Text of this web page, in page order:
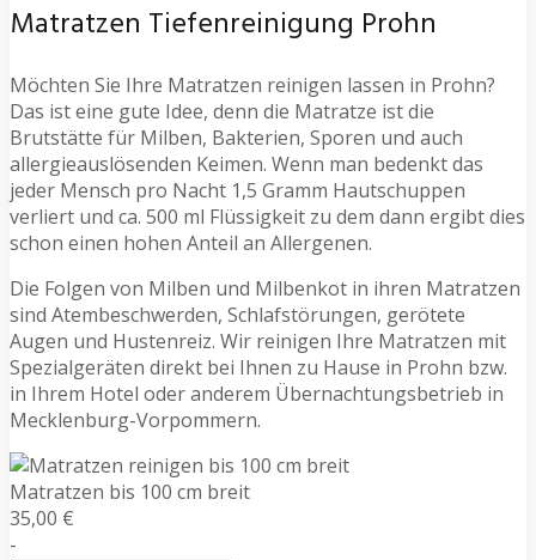
Matratzen Tiefenreinigung Prohn
Möchten Sie Ihre Matratzen reinigen lassen in Prohn?
Das ist eine gute Idee, denn die Matratze ist die
Brutstätte für Milben, Bakterien, Sporen und auch
allergieauslösenden Keimen. Wenn man bedenkt das
jeder Mensch pro Nacht 1,5 Gramm Hautschuppen
verliert und ca. 500 ml Flüssigkeit zu dem dann ergibt dies
schon einen hohen Anteil an Allergenen.
Die Folgen von Milben und Milbenkot in ihren Matratzen
sind Atembeschwerden, Schlafstörungen, gerötete
Augen und Hustenreiz. Wir reinigen Ihre Matratzen mit
Spezialgeräten direkt bei Ihnen zu Hause in Prohn bzw.
in Ihrem Hotel oder anderem Übernachtungsbetrieb in
Mecklenburg-Vorpommern.
Matratzen bis 100 cm breit
35,00 €
-